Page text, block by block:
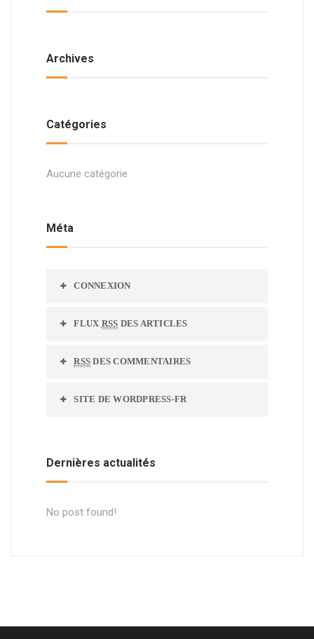
Archives
Catégories
Aucune catégorie
Méta
CONNEXION
FLUX RSS DES ARTICLES
RSS DES COMMENTAIRES
SITE DE WORDPRESS-FR
Dernières actualités
No post found!